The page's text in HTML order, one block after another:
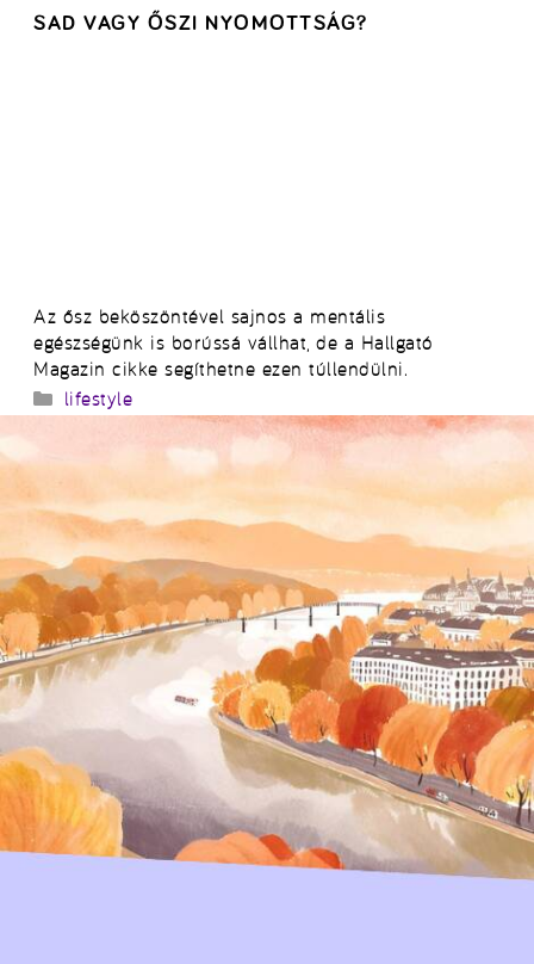
SAD VAGY ŐSZI NYOMOTTSÁG?
Az ősz beköszöntével sajnos a mentális
egészségünk is borússá vállhat, de a Hallgató
Magazin cikke segíthetne ezen túllendülni.
Kategória
lifestyle